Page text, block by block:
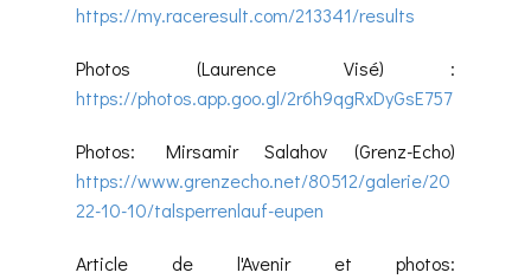
https://my.raceresult.com/213341/results
Photos (Laurence Visé) :
https://photos.app.goo.gl/2r6h9qgRxDyGsE757
Photos: Mirsamir Salahov (Grenz-Echo)
https://www.grenzecho.net/80512/galerie/20
22-10-10/talsperrenlauf-eupen
Article de l'Avenir et photos: